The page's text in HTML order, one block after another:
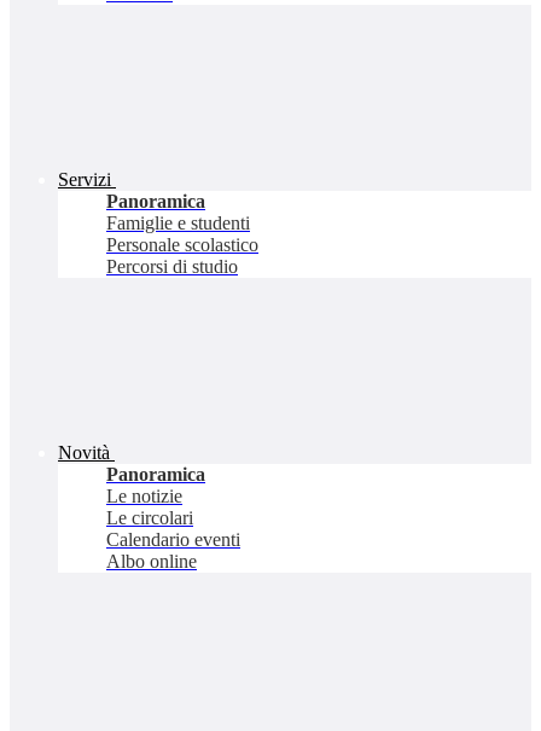
Servizi
Panoramica
Famiglie e studenti
Personale scolastico
Percorsi di studio
Novità
Panoramica
Le notizie
Le circolari
Calendario eventi
Albo online